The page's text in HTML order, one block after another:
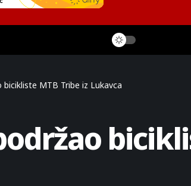
MTB Tribe iz Lukavca